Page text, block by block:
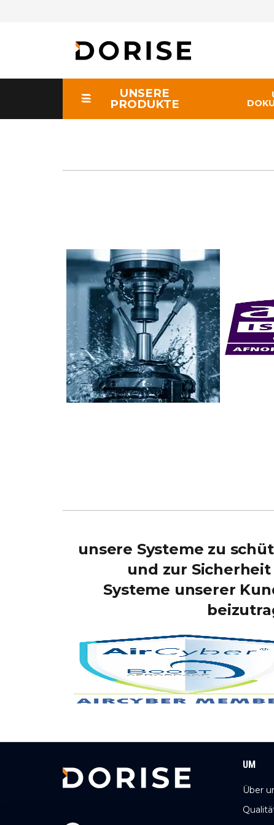
UNSERE
PRODUKTE
unsere Systeme zu
und zur
Systeme unserer
UM
Über